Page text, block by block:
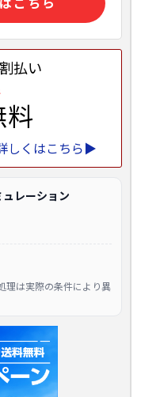
払い
料
しくはこちら▶
レーション
理は実際の条件により異